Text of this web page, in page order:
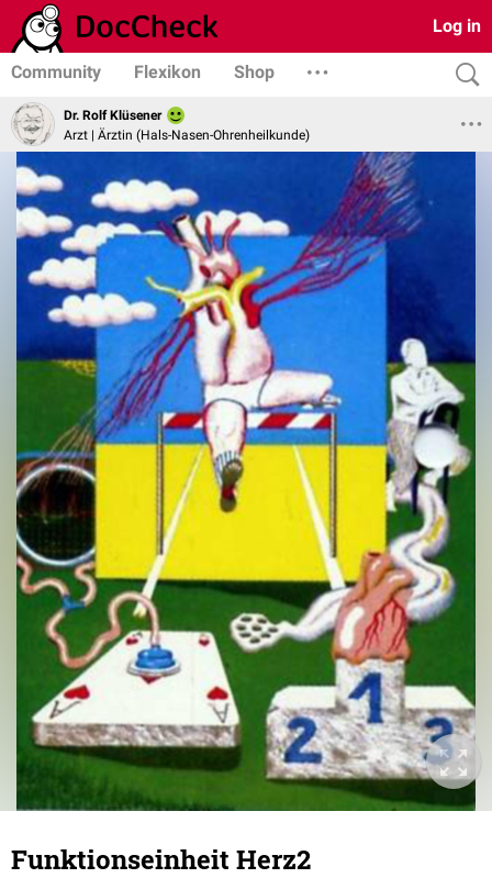
Log in
Community Flexikon Shop
Dr. Rolf Klüsener
Arzt | Ärztin (Hals-Nasen-Ohrenheilkunde)
Funktionseinheit Herz2